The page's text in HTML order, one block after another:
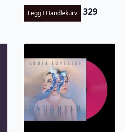
Legg I Handlekurv 329